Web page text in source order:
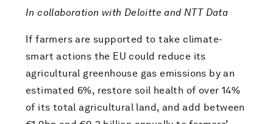
In collaboration with Deloitte and NTT Data
If farmers are supported to take climate-
smart actions the EU could reduce its
agricultural greenhouse gas emissions by an
estimated 6%, restore soil health of over 14%
of its total agricultural land, and add between